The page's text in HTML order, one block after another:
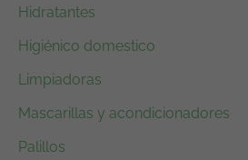
Hidratantes
Higiénico domestico
Limpiadoras
Mascarillas y acondicionadores
Palillos